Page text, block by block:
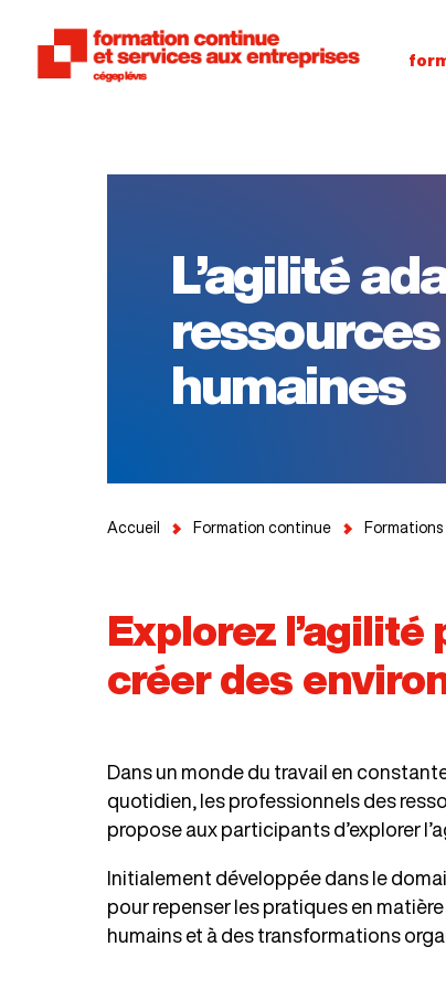
L’agilité
ressources
humaines
Accueil Formation continue Formations
Explorez
créer des
Dans un monde du travail en
quotidien, les professionnels des
propose aux participants d’explorer
Initialement développée dans le
pour repenser les pratiques en
humains et à des transformations